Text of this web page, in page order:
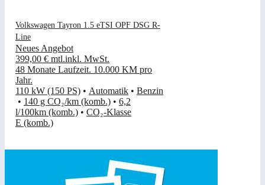
Volkswagen Tayron 1.5 eTSI OPF DSG R-
Line
Neues Angebot
399,00 € mtl.inkl. MwSt.
48 Monate Laufzeit. 10.000 KM pro
Jahr.
110 kW (150 PS) • Automatik • Benzin
• 140 g CO₂/km (komb.) • 6,2
l/100km (komb.) • CO₂-Klasse
E (komb.)